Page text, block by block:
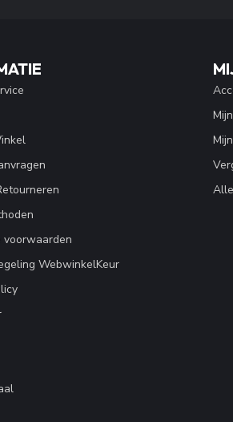
voorwaarden
WebwinkelKeur